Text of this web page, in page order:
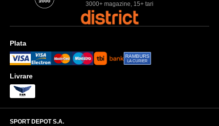
3000+ magazine, 15+ tari
Plata
RAMBURS
LA CURIER
Livrare
SPORT DEPOT S.A.